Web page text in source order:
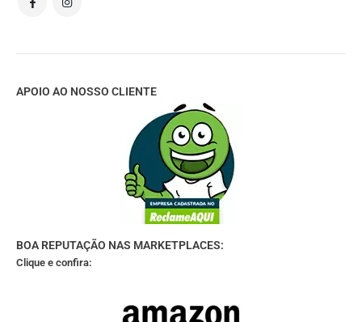
APOIO AO NOSSO CLIENTE
BOA REPUTAÇÃO NAS MARKETPLACES:
Clique e confira: